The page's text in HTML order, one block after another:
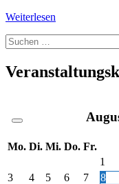
Weiterlesen
Suche
nach:
Mo. Di. Mi. Do. Fr.
1
3
4 5 6 7 8